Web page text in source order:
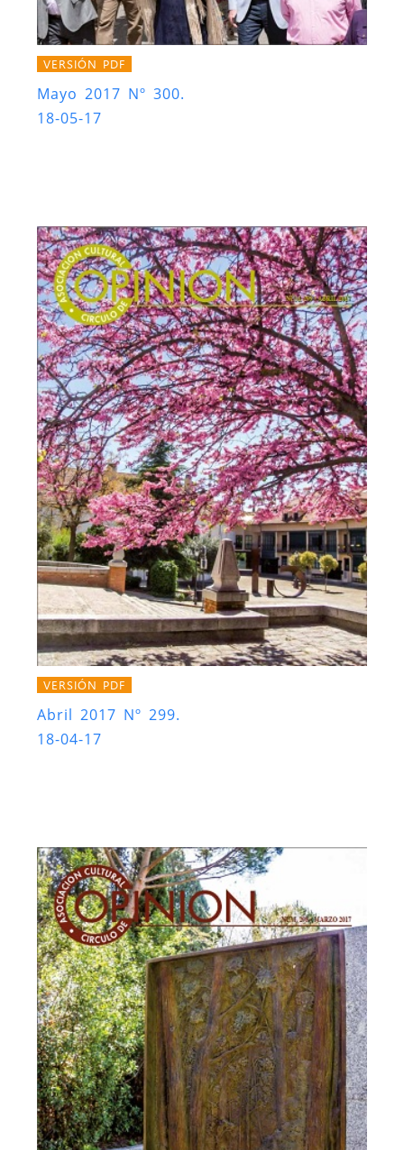
VERSIÓN PDF
Mayo 2017 Nº 300.
18-05-17
VERSIÓN PDF
Abril 2017 Nº 299.
18-04-17